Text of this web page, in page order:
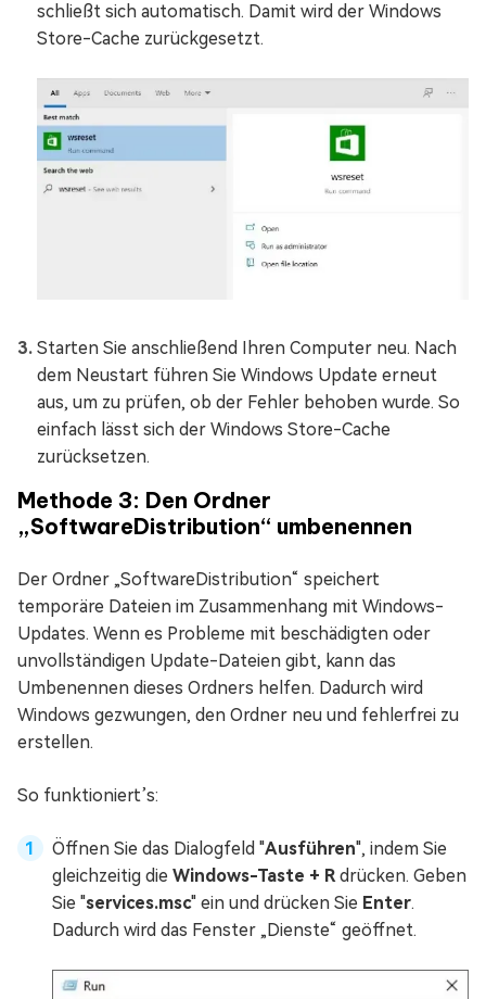
schließt sich automatisch. Damit wird der Windows
Store-Cache zurückgesetzt.
Starten Sie anschließend Ihren Computer neu. Nach
dem Neustart führen Sie Windows Update erneut
aus, um zu prüfen, ob der Fehler behoben wurde. So
einfach lässt sich der Windows Store-Cache
zurücksetzen.
Methode 3: Den Ordner
„SoftwareDistribution“ umbenennen
Der Ordner „SoftwareDistribution“ speichert
temporäre Dateien im Zusammenhang mit Windows-
Updates. Wenn es Probleme mit beschädigten oder
unvollständigen Update-Dateien gibt, kann das
Umbenennen dieses Ordners helfen. Dadurch wird
Windows gezwungen, den Ordner neu und fehlerfrei zu
erstellen.
So funktioniert’s:
Öffnen Sie das Dialogfeld "Ausführen", indem Sie
gleichzeitig die Windows-Taste + Rdrücken. Geben
Sie "services.msc" ein und drücken Sie Enter.
Dadurch wird das Fenster „Dienste“ geöffnet.